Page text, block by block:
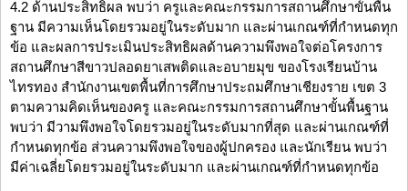
4.2 ด้านประสิทธิผล พบว่า ครูและคณะกรรมการสถานศึกษาขั้นพื้น
ฐาน มีความเห็นโดยรวมอยู่ในระดับมาก และผ่านเกณฑ์ที่กำหนดทุก
ข้อ และผลการประเมินประสิทธิผลด้านความพึงพอใจต่อโครงการ
สถานศึกษาสีขาวปลอดยาเสพติดและอบายมุข ของโรงเรียนบ้าน
ไทรทอง สำนักงานเขตพื้นที่การศึกษาประถมศึกษาเชียงราย เขต 3
ตามความคิดเห็นของครู และคณะกรรมการสถานศึกษาขั้นพื้นฐาน
พบว่า มีวามพึงพอใจโดยรวมอยู่ในระดับมากที่สุด และผ่านเกณฑ์ที่
กำหนดทุกข้อ ส่วนความพึงพอใจของผู้ปกครอง และนักเรียน พบว่า
มีค่าเฉลี่ยโดยรวมอยู่ในระดับมาก และผ่านเกณฑ์ที่กำหนดทุกข้อ